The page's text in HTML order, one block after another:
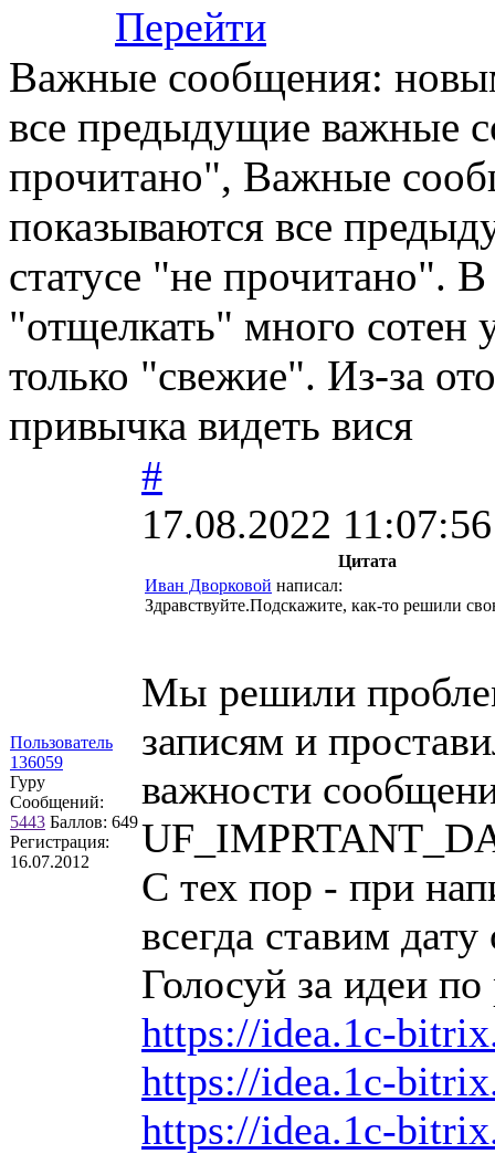
Перейти
Важные сообщения:
все предыдущие важные
прочитано", Важные
показываются все
статусе "не прочитано".
"отщелкать" много сотен
только "свежие". Из-за
привычка видеть вися
Пользователь
136059
Гуру
Сообщений:
5443 Баллов: 649
Регистрация:
16.07.2012
#
17.08.2022 11:07:56
Цитата
Иван Дворковой написал:
Здравствуйте.Подскажите, как-то решили
Мы решили
записям и
важности
С тех пор - при
всегда ставим
Голосуй за идеи
https://idea.1c-
https://idea.1c-
https://idea.1c-